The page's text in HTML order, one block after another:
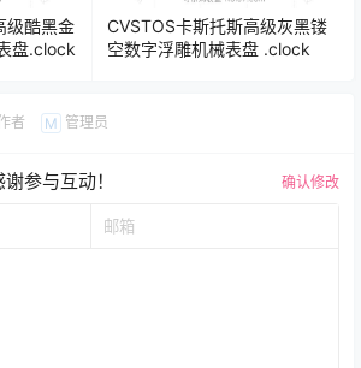
级酷黑金
盘.clock
CVSTOS卡斯托斯高级灰黑镂
空数字浮雕机械表盘 .clock
者 M 管理员
参与互动！ 确认修改